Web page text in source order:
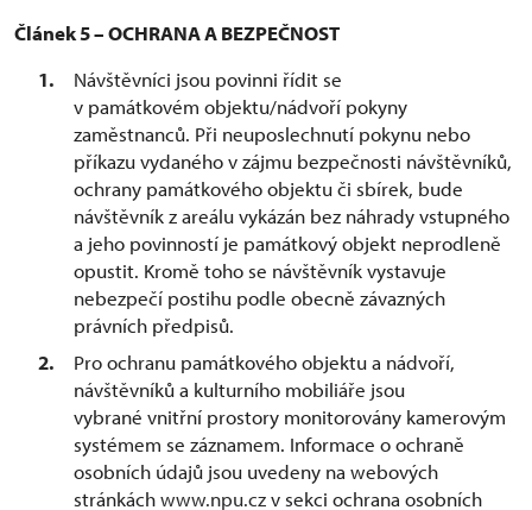
Článek 5 – OCHRANA A BEZPEČNOST
Návštěvníci jsou povinni řídit se
v památkovém objektu/nádvoří pokyny
zaměstnanců. Při neuposlechnutí pokynu nebo
příkazu vydaného v zájmu bezpečnosti návštěvníků,
ochrany památkového objektu či sbírek, bude
návštěvník z areálu vykázán bez náhrady vstupného
a jeho povinností je památkový objekt neprodleně
opustit. Kromě toho se návštěvník vystavuje
nebezpečí postihu podle obecně závazných
právních předpisů.
Pro ochranu památkového objektu a nádvoří,
návštěvníků a kulturního mobiliáře jsou
vybrané vnitřní prostory monitorovány kamerovým
systémem se záznamem. Informace o ochraně
osobních údajů jsou uvedeny na webových
stránkáchwww.npu.czv sekci ochrana osobních